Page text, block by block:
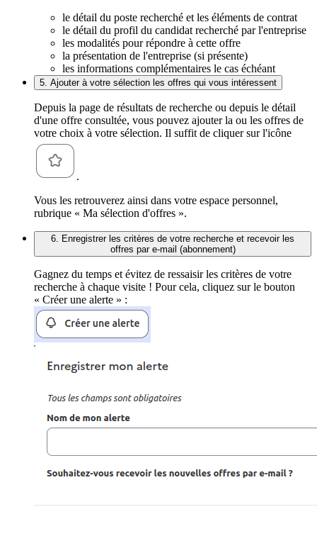
le détail du poste recherché et les éléments de contrat
le détail du profil du candidat recherché par l'entreprise
les modalités pour répondre à cette offre
la présentation de l'entreprise (si présente)
les informations complémentaires le cas échéant
5. Ajouter à votre sélection les offres qui vous intéressent
Depuis la page de résultats de recherche ou depuis le détail
d'une offre consultée, vous pouvez ajouter la ou les offres de
votre choix à votre sélection. Il suffit de cliquer sur l'icône
.
Vous les retrouverez ainsi dans votre espace personnel,
rubrique « Ma sélection d'offres ».
6. Enregistrer les critères de votre recherche et recevoir les
offres par e-mail (abonnement)
Gagnez du temps et évitez de ressaisir les critères de votre
recherche à chaque visite ! Pour cela, cliquez sur le bouton
« Créer une alerte » :